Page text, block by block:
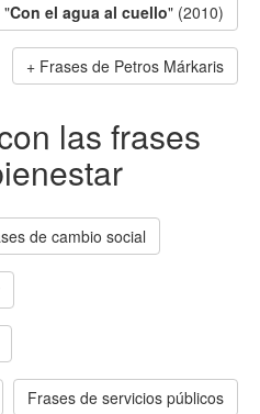
"Con el agua al cuello" (2010)
Frases de Petros Márkaris
las frases
de cambio social
Frases de servicios públicos